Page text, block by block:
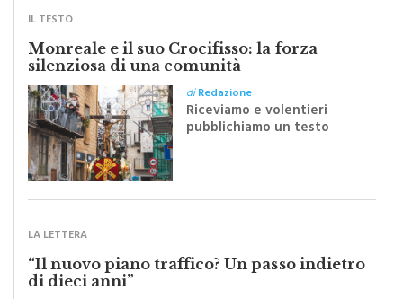
IL TESTO
Monreale e il suo Crocifisso: la forza
silenziosa di una comunità
diRedazione
Riceviamo e volentieri
pubblichiamo un testo
Festa del Santissimo
LA LETTERA
“Il nuovo piano traffico? Un passo indietro
di dieci anni”